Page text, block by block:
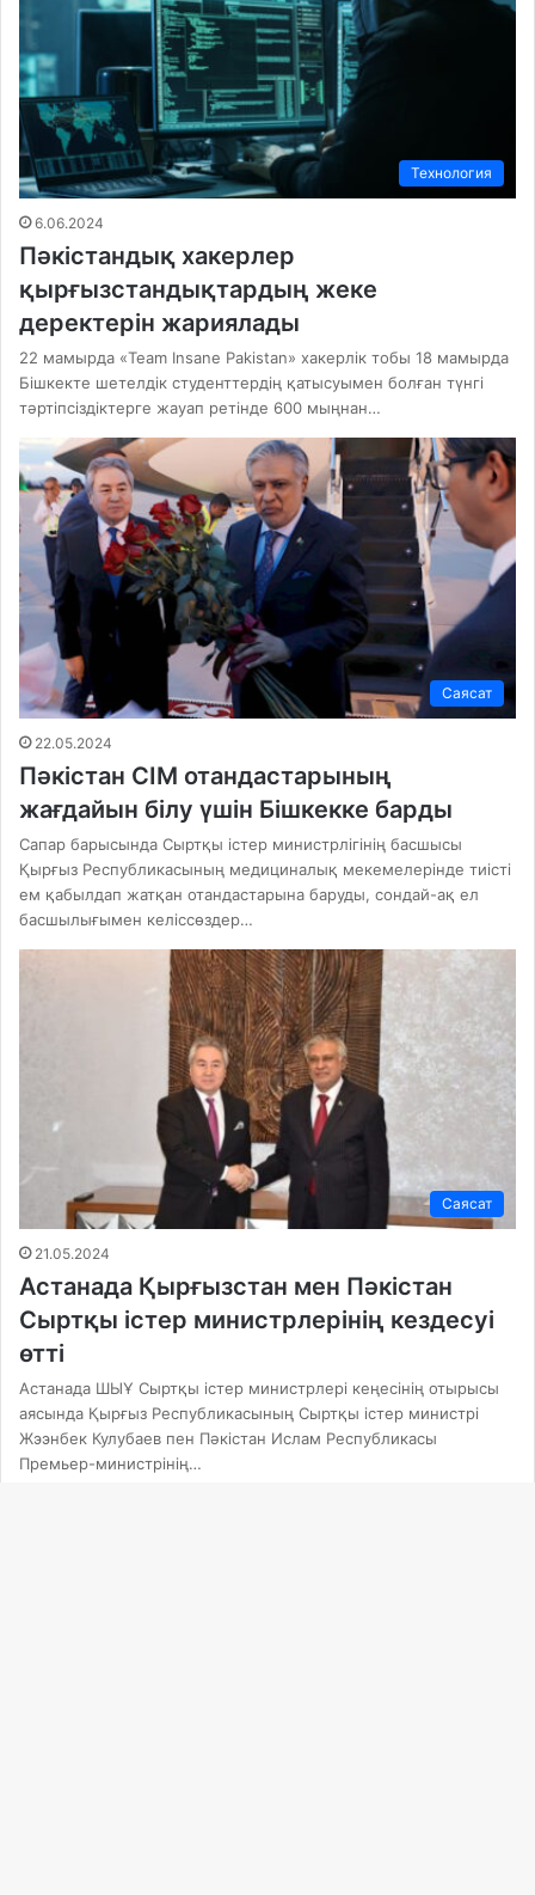
Технология
6.06.2024
Пәкістандық хакерлер
қырғызстандықтардың жеке
деректерін жариялады
22 мамырда «Team Insane Pakistan» хакерлік тобы 18 мамырда
Бішкекте шетелдік студенттердің қатысуымен болған түнгі
тәртіпсіздіктерге жауап ретінде 600 мыңнан…
Саясат
22.05.2024
Пәкістан СІМ отандастарының
жағдайын білу үшін Бішкекке барды
Сапар барысында Сыртқы істер министрлігінің басшысы
Қырғыз Республикасының медициналық мекемелерінде тиісті
ем қабылдап жатқан отандастарына баруды, сондай-ақ ел
басшылығымен келіссөздер…
Саясат
21.05.2024
Астанада Қырғызстан мен Пәкістан
Cыртқы істер министрлерінің кездесуі
өтті
Астанада ШЫҰ Сыртқы істер министрлері кеңесінің отырысы
аясында Қырғыз Республикасының Сыртқы істер министрі
Жээнбек Кулубаев пен Пәкістан Ислам Республикасы
Премьер-министрінің…